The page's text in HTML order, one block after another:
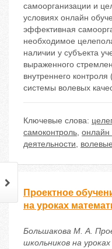
самоорганизации и
условиях онлайн
эффективная
необходимое
наличии у субъекта
выраженного
внутреннего
системы волевых
Ключевые слова:
самоконтроль, онлайн
деятельности,
Проектное
на уроках
Большакова М. А.
школьников на